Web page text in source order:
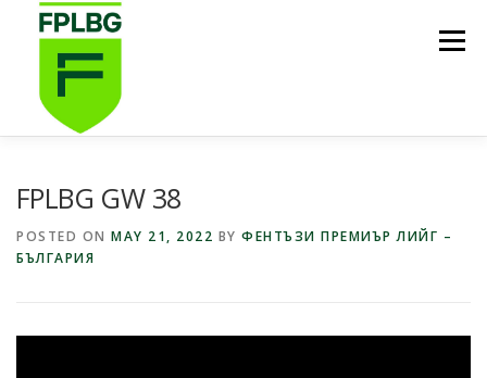
Menu
ФУТБОЛНА СТИПЕНДИЯ FPL BG
FPLBG GW 38
POSTED ON MAY 21, 2022 BY ФЕНТЪЗИ ПРЕМИЪР ЛИЙГ –
БЪЛГАРИЯ